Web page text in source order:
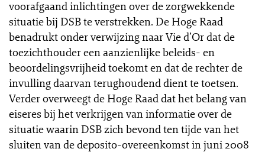
voorafgaand inlichtingen over de zorgwekkende
situatie bij DSB te verstrekken. De Hoge Raad
benadrukt onder verwijzing naar Vie d’Or dat de
toezichthouder een aanzienlijke beleids- en
beoordelingsvrijheid toekomt en dat de rechter de
invulling daarvan terughoudend dient te toetsen.
Verder overweegt de Hoge Raad dat het belang van
eiseres bij het verkrijgen van informatie over de
situatie waarin DSB zich bevond ten tijde van het
sluiten van de deposito-overeenkomst in juni 2008